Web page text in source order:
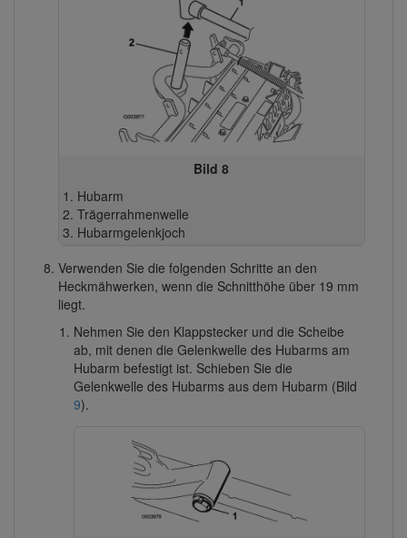
Bild 8
Hubarm
Trägerrahmenwelle
Hubarmgelenkjoch
Verwenden Sie die folgenden Schritte an den
Heckmähwerken, wenn die Schnitthöhe über 19 mm
liegt.
Nehmen Sie den Klappstecker und die Scheibe
ab, mit denen die Gelenkwelle des Hubarms am
Hubarm befestigt ist. Schieben Sie die
Gelenkwelle des Hubarms aus dem Hubarm (Bild
9).